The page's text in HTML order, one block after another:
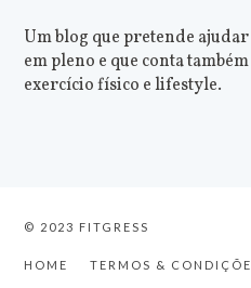
Um blog que pretende
em pleno e que conta
exercício físico e lifestyle.
© 2023 FITGRESS
HOME TERMOS &